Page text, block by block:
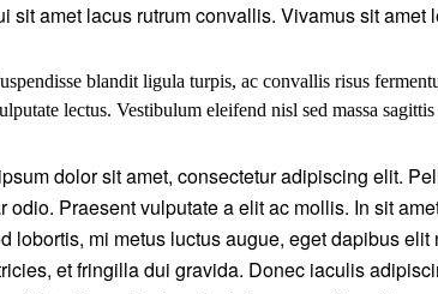
sit amet lacus rutrum convallis. Vivamus sit
blandit ligula turpis, ac convallis risus
lectus. Vestibulum eleifend nisl sed massa
dolor sit amet, consectetur adipiscing elit.
odio. Praesent vulputate a elit ac mollis. In sit
lobortis, mi metus luctus augue, eget dapibus
et fringilla dui gravida. Donec iaculis